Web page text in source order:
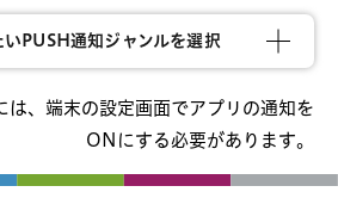
いPUSH通知ジャンルを選択
、端末の設定画面でアプリの通知を
ONにする必要があります。